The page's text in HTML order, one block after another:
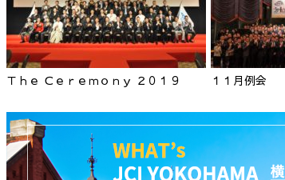
Ｔｈｅ Ｃｅｒｅｍｏｎｙ ２０１９ １１月例会